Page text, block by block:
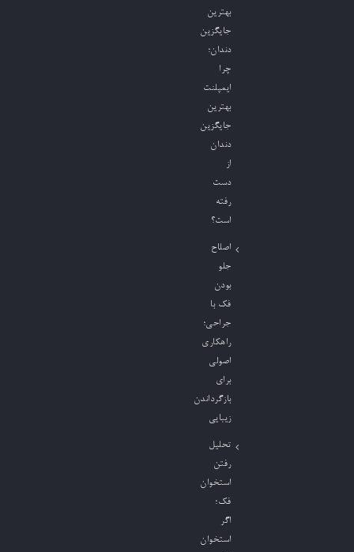
بهترین
جایگزین
دندان؛
چرا
ایمپلنت
بهترین
جایگزین
دندان
از
دست
رفته
است؟
اصلاح
جلو
بودن
فک با
جراحی؛
راهکاری
اصولی
برای
بازگرداندن
زیبایی
تحلیل
رفتن
استخوان
فک؛
اگر
استخوان